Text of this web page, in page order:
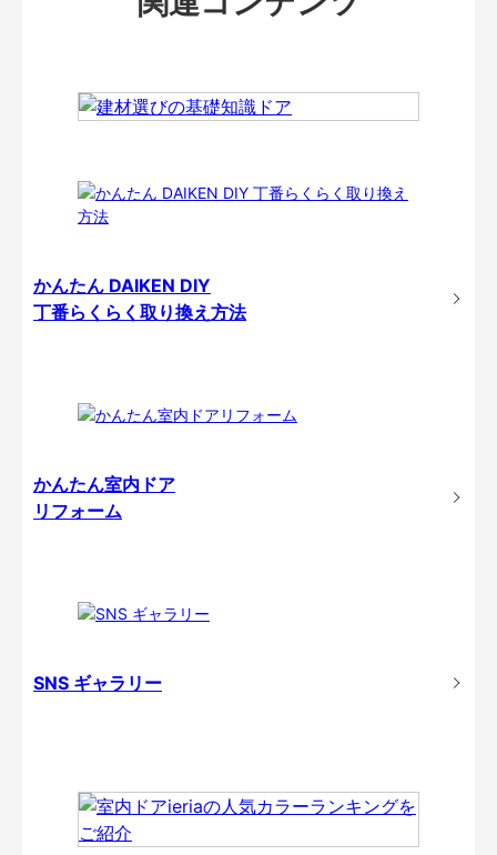
かんたん DAIKEN DIY
丁番らくらく取り換え方法
かんたん室内ドア
リフォーム
SNS ギャラリー